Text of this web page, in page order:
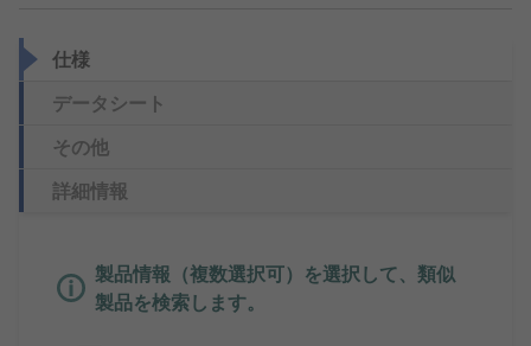
仕様
データシート
その他
詳細情報
製品情報（複数選択可）を選択して、類似
製品を検索します。